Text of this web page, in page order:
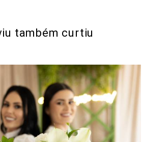
também curtiu